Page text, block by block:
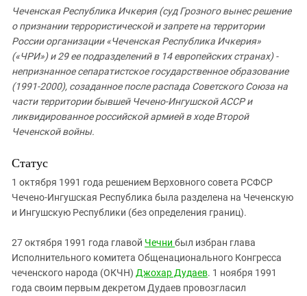
Чеченская Республика Ичкерия (суд Грозного вынес решение
о признании террористической и запрете на территории
России организации «Чеченская Республика Ичкерия»
(«ЧРИ») и 29 ее подразделений в 14 европейских странах) -
непризнанное сепаратистское государственное образование
(1991-2000), созаданное после распада Советского Союза на
части территории бывшей Чечено-Ингушской АССР и
ликвидированное российской армией в ходе Второй
Чеченской войны.
Статус
1 октября 1991 года решением Верховного совета РСФСР
Чечено-Ингушская Республика была разделена на Чеченскую
и Ингушскую Республики (без определения границ).
27 октября 1991 года главой Чечни был избран глава
Исполнительного комитета Общенационального Конгресса
чеченского народа (ОКЧН) Джохар Дудаев. 1 ноября 1991
года своим первым декретом Дудаев провозгласил